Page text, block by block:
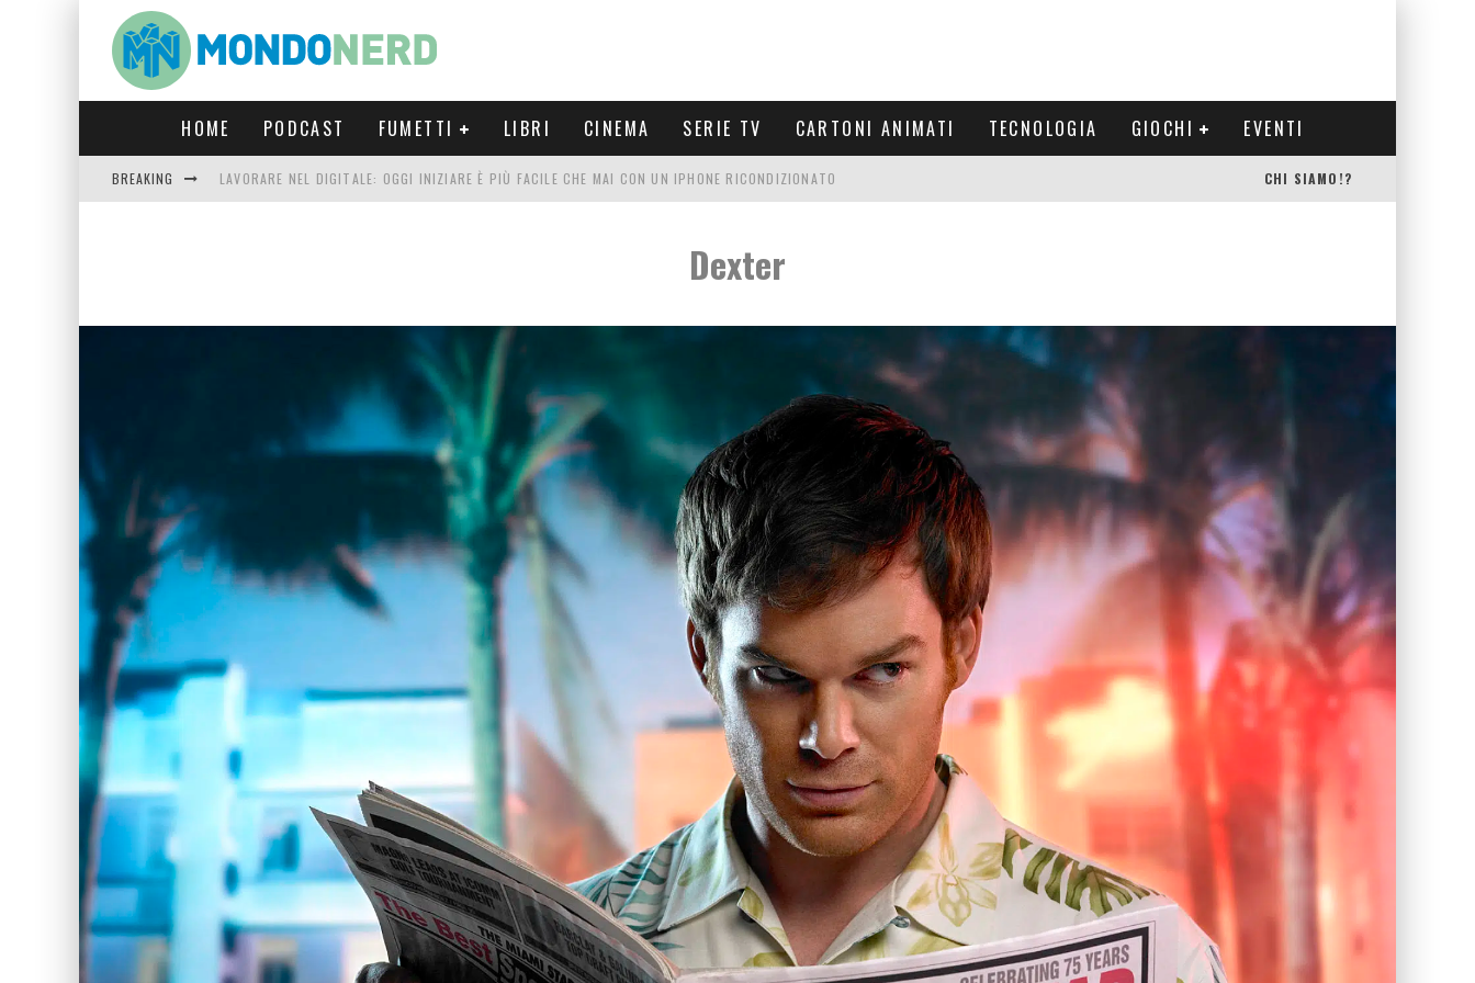
HOME PODCAST FUMETTI LIBRI CINEMA SERIE TV CARTONI ANIMATI TECNOLOGIA GIOCHI EVENTI
BREAKING LAVORARE NEL DIGITALE: OGGI INIZIARE È PIÙ FACILE CHE MAI CON UN IPHONE RICONDIZIONATO CHI SIAMO!?
Dexter